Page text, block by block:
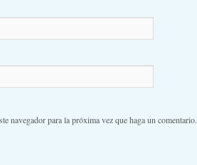
navegador para la próxima vez que haga un comentario.